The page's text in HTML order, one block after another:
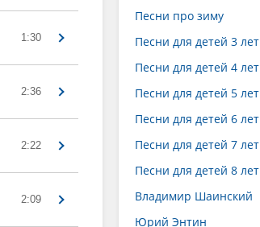
1:30
2:36
2:22
2:09
Песни про зиму
Песни для детей 3 лет
Песни для детей 4 лет
Песни для детей 5 лет
Песни для детей 6 лет
Песни для детей 7 лет
Песни для детей 8 лет
Владимир Шаинский
Юрий Энтин